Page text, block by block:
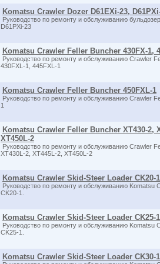
Komatsu Crawler Dozer D61EXi-23,
Руководство по ремонту и обслуживанию
D61PXi-23
Komatsu Crawler Feller Buncher 430FX-1,
Руководство по ремонту и обслуживанию Crawler
430FXL-1, 445FXL-1
Komatsu Crawler Feller Buncher 450FXL-1
Руководство по ремонту и обслуживанию Crawler
1
Komatsu Crawler Feller Buncher XT430-2,
XT450L-2
Руководство по ремонту и обслуживанию Crawler
XT430L-2, XT445L-2, XT450L-2
Komatsu Crawler Skid-Steer Loader CK20-1
Руководство по ремонту и обслуживанию Komatsu
CK20-1.
Komatsu Crawler Skid-Steer Loader CK25-1
Руководство по ремонту и обслуживанию Komatsu
CK25-1.
Komatsu Crawler Skid-Steer Loader CK30-1